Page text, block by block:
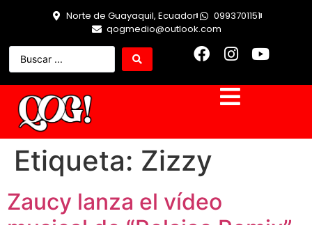
Norte de Guayaquil, Ecuador
0993701151
qogmedio@outlook.com
Etiqueta: Zizzy
Zaucy lanza el vídeo